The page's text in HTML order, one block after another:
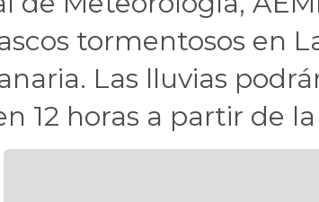
tormentosos en
Las lluvias
12 horas a partir de